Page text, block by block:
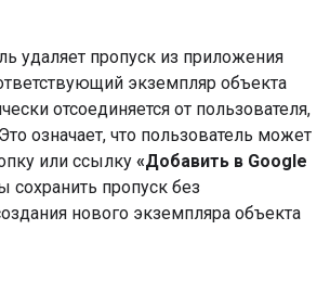
удаляет пропуск из приложения
экземпляр объекта
отсоединяется от пользователя,
означает, что пользователь может
или ссылку «Добавить в Google
сохранить пропуск без
нового экземпляра объекта